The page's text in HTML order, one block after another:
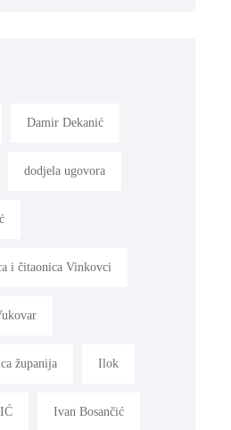
Damir Dekanić
dodjela ugovora
i čitaonica Vinkovci
županija Ilok
Ivan Bosančić